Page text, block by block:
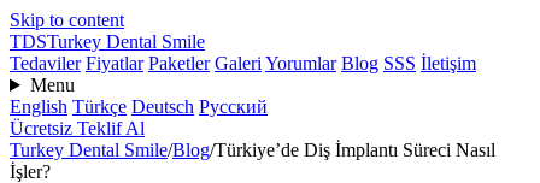
Skip to content
TDSTurkey Dental Smile
Tedaviler Fiyatlar Paketler Galeri Yorumlar Blog SSS İletişim
Menu
English Türkçe Deutsch Русский
Ücretsiz Teklif Al
Turkey Dental Smile/Blog/Türkiye’de Diş İmplantı Süreci Nasıl
İşler?